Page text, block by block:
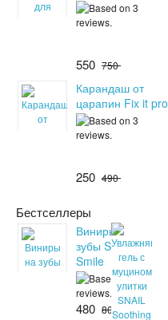
550 750
Карандаш от
царапин Fix it pro
250 490
Бестселлеры
Виниры на
зубы Snapon
Smile
480 800